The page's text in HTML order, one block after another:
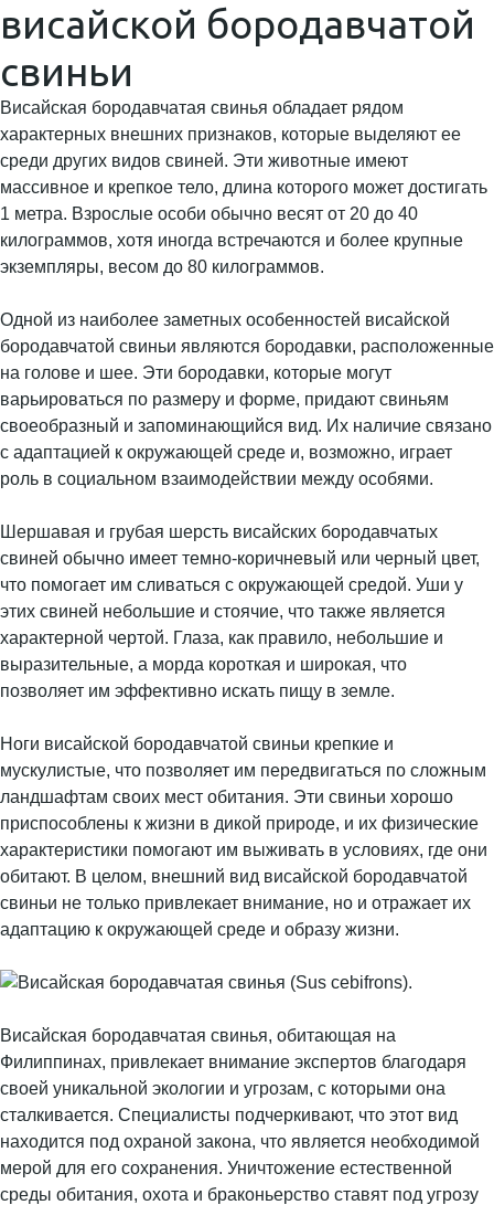
висайской бородавчатой
свиньи
Висайская бородавчатая свинья обладает рядом
характерных внешних признаков, которые выделяют ее
среди других видов свиней. Эти животные имеют
массивное и крепкое тело, длина которого может достигать
1 метра. Взрослые особи обычно весят от 20 до 40
килограммов, хотя иногда встречаются и более крупные
экземпляры, весом до 80 килограммов.
Одной из наиболее заметных особенностей висайской
бородавчатой свиньи являются бородавки, расположенные
на голове и шее. Эти бородавки, которые могут
варьироваться по размеру и форме, придают свиньям
своеобразный и запоминающийся вид. Их наличие связано
с адаптацией к окружающей среде и, возможно, играет
роль в социальном взаимодействии между особями.
Шершавая и грубая шерсть висайских бородавчатых
свиней обычно имеет темно-коричневый или черный цвет,
что помогает им сливаться с окружающей средой. Уши у
этих свиней небольшие и стоячие, что также является
характерной чертой. Глаза, как правило, небольшие и
выразительные, а морда короткая и широкая, что
позволяет им эффективно искать пищу в земле.
Ноги висайской бородавчатой свиньи крепкие и
мускулистые, что позволяет им передвигаться по сложным
ландшафтам своих мест обитания. Эти свиньи хорошо
приспособлены к жизни в дикой природе, и их физические
характеристики помогают им выживать в условиях, где они
обитают. В целом, внешний вид висайской бородавчатой
свиньи не только привлекает внимание, но и отражает их
адаптацию к окружающей среде и образу жизни.
Висайская бородавчатая свинья, обитающая на
Филиппинах, привлекает внимание экспертов благодаря
своей уникальной экологии и угрозам, с которыми она
сталкивается. Специалисты подчеркивают, что этот вид
находится под охраной закона, что является необходимой
мерой для его сохранения. Уничтожение естественной
среды обитания, охота и браконьерство ставят под угрозу